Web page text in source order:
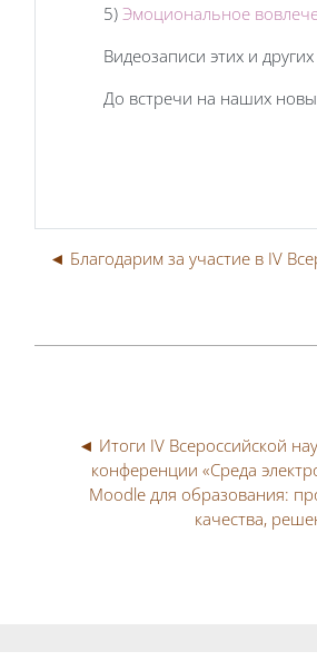
5) Эмоциональное
Видеозаписи этих и
До встречи на наших
◄ Благодарим за участие в IV
◄ Итоги IV Всероссийской
конференции «Среда
Moodle для образования:
качества,